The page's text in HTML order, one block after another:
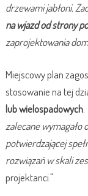
drzewami jabłoni.
na wjazd od strony
zaprojektowania
Miejscowy plan
stosowanie na tej
lub wielospadowych.
zalecane wymagało
potwierdzającej
rozwiązań w skali
projektanci."